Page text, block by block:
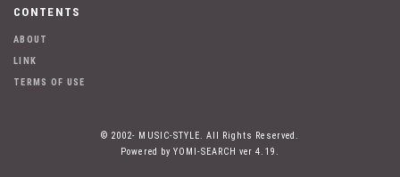
CONTENTS
ABOUT
LINK
TERMS OF USE
© 2002- MUSIC-STYLE. All Rights Reserved.
Powered by YOMI-SEARCH ver 4.19.